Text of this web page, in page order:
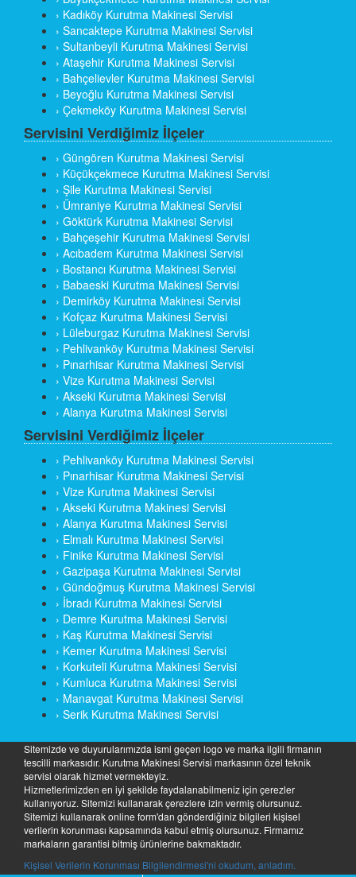
› Kadıköy Kurutma Makinesi Servisi
› Sancaktepe Kurutma Makinesi Servisi
› Sultanbeyli Kurutma Makinesi Servisi
› Ataşehir Kurutma Makinesi Servisi
› Bahçelievler Kurutma Makinesi Servisi
› Beyoğlu Kurutma Makinesi Servisi
› Çekmeköy Kurutma Makinesi Servisi
Servisini Verdiğimiz İlçeler
› Güngören Kurutma Makinesi Servisi
› Küçükçekmece Kurutma Makinesi Servisi
› Şile Kurutma Makinesi Servisi
› Ümraniye Kurutma Makinesi Servisi
› Göktürk Kurutma Makinesi Servisi
› Bahçeşehir Kurutma Makinesi Servisi
› Acıbadem Kurutma Makinesi Servisi
› Bostancı Kurutma Makinesi Servisi
› Babaeski Kurutma Makinesi Servisi
› Demirköy Kurutma Makinesi Servisi
› Kofçaz Kurutma Makinesi Servisi
› Lüleburgaz Kurutma Makinesi Servisi
› Pehlivanköy Kurutma Makinesi Servisi
› Pınarhisar Kurutma Makinesi Servisi
› Vize Kurutma Makinesi Servisi
› Akseki Kurutma Makinesi Servisi
› Alanya Kurutma Makinesi Servisi
Servisini Verdiğimiz İlçeler
› Pehlivanköy Kurutma Makinesi Servisi
› Pınarhisar Kurutma Makinesi Servisi
› Vize Kurutma Makinesi Servisi
› Akseki Kurutma Makinesi Servisi
› Alanya Kurutma Makinesi Servisi
› Elmalı Kurutma Makinesi Servisi
› Finike Kurutma Makinesi Servisi
› Gazipaşa Kurutma Makinesi Servisi
› Gündoğmuş Kurutma Makinesi Servisi
› İbradı Kurutma Makinesi Servisi
› Demre Kurutma Makinesi Servisi
› Kaş Kurutma Makinesi Servisi
› Kemer Kurutma Makinesi Servisi
› Korkuteli Kurutma Makinesi Servisi
› Kumluca Kurutma Makinesi Servisi
› Manavgat Kurutma Makinesi Servisi
› Serik Kurutma Makinesi Servisi
Sitemizde ve duyurularımızda ismi geçen logo ve marka ilgili firmanın
tescilli markasıdır. Kurutma Makinesi Servisi markasının özel teknik
servisi olarak hizmet vermekteyiz.
Hizmetlerimizden en iyi şekilde faydalanabilmeniz için çerezler
kullanıyoruz. Sitemizi kullanarak çerezlere izin vermiş olursunuz.
Sitemizi kullanarak online form'dan gönderdiğiniz bilgileri kişisel
verilerin korunması kapsamında kabul etmiş olursunuz. Firmamız
markaların garantisi bitmiş ürünlerine bakmaktadır.
Kişisel Verilerin Korunması Bilgilendirmesi'ni okudum, anladım.